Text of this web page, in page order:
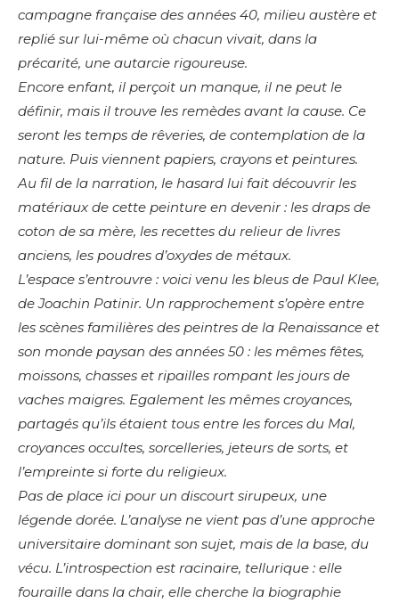
campagne française des années 40, milieu austère et
replié sur lui-même où chacun vivait, dans la
précarité, une autarcie rigoureuse.
Encore enfant, il perçoit un manque, il ne peut le
définir, mais il trouve les remèdes avant la cause. Ce
seront les temps de rêveries, de contemplation de la
nature. Puis viennent papiers, crayons et peintures.
Au fil de la narration, le hasard lui fait découvrir les
matériaux de cette peinture en devenir : les draps de
coton de sa mère, les recettes du relieur de livres
anciens, les poudres d’oxydes de métaux.
L’espace s’entrouvre : voici venu les bleus de Paul Klee,
de Joachin Patinir. Un rapprochement s’opère entre
les scènes familières des peintres de la Renaissance et
son monde paysan des années 50 : les mêmes fêtes,
moissons, chasses et ripailles rompant les jours de
vaches maigres. Egalement les mêmes croyances,
partagés qu’ils étaient tous entre les forces du Mal,
croyances occultes, sorcelleries, jeteurs de sorts, et
l’empreinte si forte du religieux.
Pas de place ici pour un discourt sirupeux, une
légende dorée. L’analyse ne vient pas d’une approche
universitaire dominant son sujet, mais de la base, du
vécu. L’introspection est racinaire, tellurique : elle
fouraille dans la chair, elle cherche la biographie